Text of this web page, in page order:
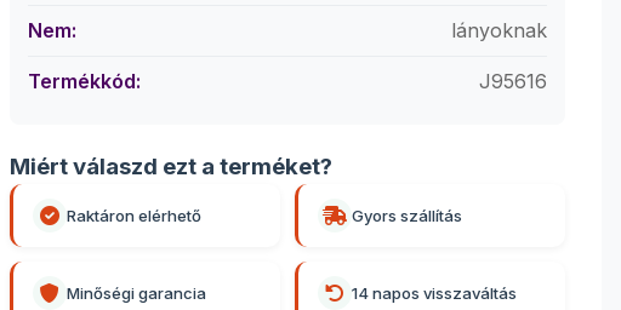
Nem: lányoknak
Termékkód: J95616
Miért válaszd ezt a terméket?
Raktáron elérhető Gyors szállítás
Minőségi garancia 14 napos visszaváltás